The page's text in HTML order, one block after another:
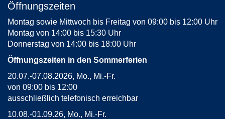
Öffnungszeiten
Montag sowie Mittwoch bis Freitag von 09:00 bis 12:00 Uhr
Montag von 14:00 bis 15:30 Uhr
Donnerstag von 14:00 bis 18:00 Uhr
Öffnungszeiten in den Sommerferien
20.07.-07.08.2026, Mo., Mi.-Fr.
von 09:00 bis 12:00
ausschließlich telefonisch erreichbar
10.08.-01.09.26, Mo., Mi.-Fr.